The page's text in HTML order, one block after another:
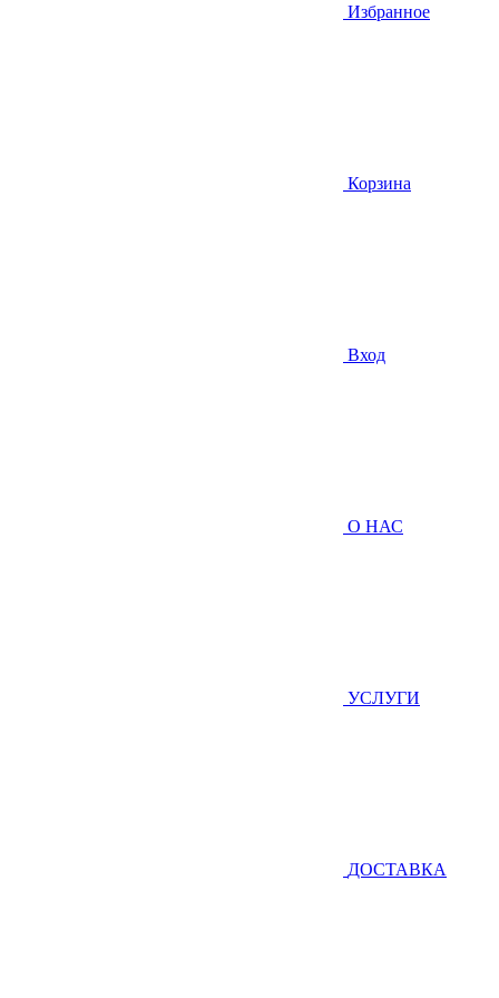
Избранное
Корзина
Вход
О НАС
УСЛУГИ
ДОСТАВКА